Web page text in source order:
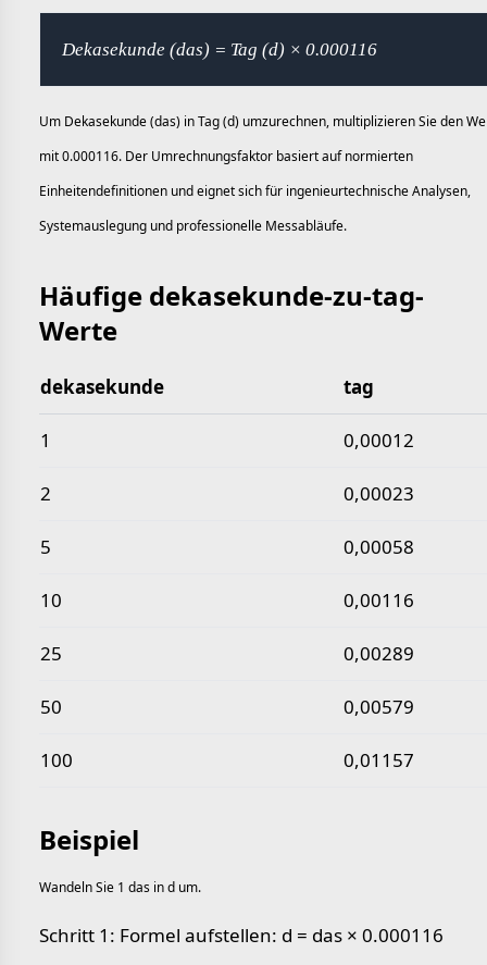
Dekasekunde (das) = Tag (d) × 0.000116
Um Dekasekunde (das) in Tag (d) umzurechnen, multiplizieren Sie den
mit 0.000116. Der Umrechnungsfaktor basiert auf normierten
Einheitendefinitionen und eignet sich für ingenieurtechnische Analysen,
Systemauslegung und professionelle Messabläufe.
Häufige dekasekunde-zu-tag-
Werte
Häufige dekasekunde-zu-tag-Werte
dekasekunde tag
1 0,00012
2 0,00023
5 0,00058
10 0,00116
25 0,00289
50 0,00579
100 0,01157
Beispiel
Wandeln Sie 1 das in d um.
Schritt 1: Formel aufstellen: d = das × 0.000116